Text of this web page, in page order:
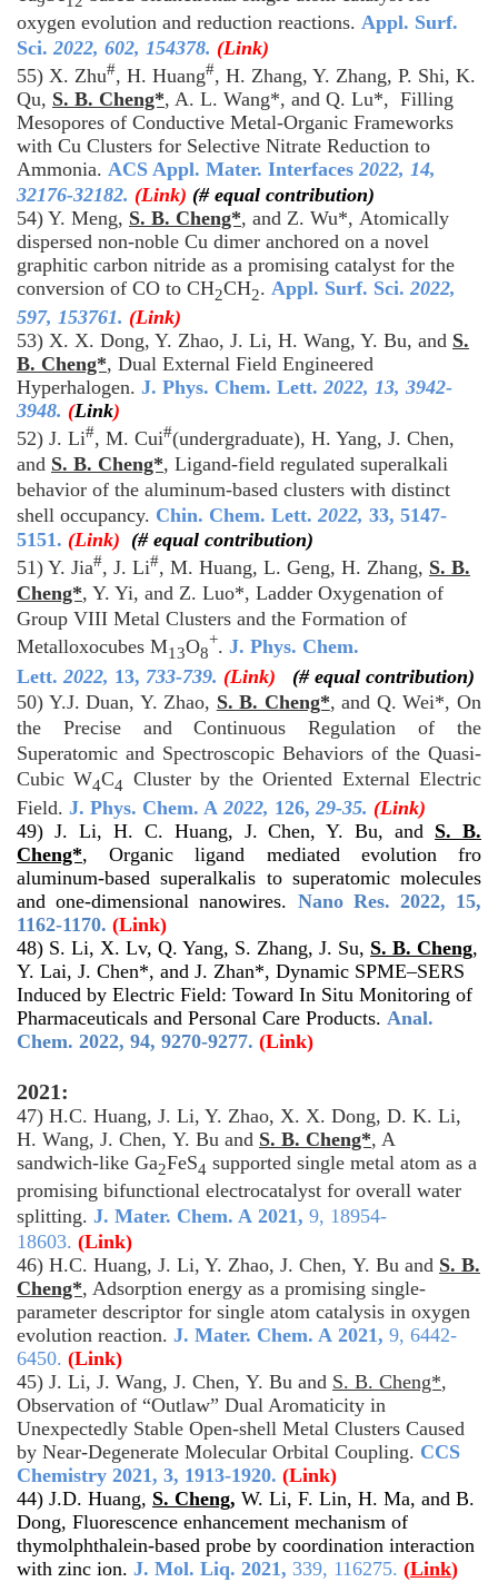
oxygen evolution and reduction reactions. Appl. Surf.
Sci. 2022, 602, 154378. (Link)
55) X. Zhu#, H. Huang#, H. Zhang, Y. Zhang, P. Shi, K.
Qu, S. B. Cheng*, A. L. Wang*, and Q. Lu*, Filling
Mesopores of Conductive Metal-Organic Frameworks
with Cu Clusters for Selective Nitrate Reduction to
Ammonia. ACS Appl. Mater. Interfaces 2022, 14,
32176-32182. (Link) (# equal contribution)
54) Y. Meng, S. B. Cheng*, and Z. Wu*, Atomically
dispersed non-noble Cu dimer anchored on a novel
graphitic carbon nitride as a promising catalyst for the
conversion of CO to CH2CH2. Appl. Surf. Sci. 2022,
597, 153761. (Link)
53) X. X. Dong, Y. Zhao, J. Li, H. Wang, Y. Bu, and S.
B. Cheng*, Dual External Field Engineered
Hyperhalogen. J. Phys. Chem. Lett. 2022, 13, 3942-
3948. (Link)
52) J. Li#, M. Cui#(undergraduate), H. Yang, J. Chen,
and S. B. Cheng*, Ligand-field regulated superalkali
behavior of the aluminum-based clusters with distinct
shell occupancy. Chin. Chem. Lett. 2022, 33, 5147-
5151. (Link) (# equal contribution)
51) Y. Jia#, J. Li#, M. Huang, L. Geng, H. Zhang, S. B.
Cheng*, Y. Yi, and Z. Luo*, Ladder Oxygenation of
Group VIII Metal Clusters and the Formation of
Metalloxocubes M13O8
+. J. Phys. Chem.
Lett. 2022, 13, 733-739. (Link)
(# equal contribution)
50) Y.J. Duan, Y. Zhao, S. B. Cheng*, and Q. Wei*, On
the Precise and Continuous Regulation of the
Superatomic and Spectroscopic Behaviors of the Quasi-
Cubic W4C4 Cluster by the Oriented External Electric
Field. J. Phys. Chem. A 2022, 126, 29-35. (Link)
49) J. Li, H. C. Huang, J. Chen, Y. Bu, and S. B.
Cheng*, Organic ligand mediated evolution fro
aluminum-based superalkalis to superatomic molecules
and one-dimensional nanowires. Nano Res. 2022, 15,
1162-1170. (Link)
48) S. Li, X. Lv, Q. Yang, S. Zhang, J. Su, S. B. Cheng,
Y. Lai, J. Chen*, and J. Zhan*, Dynamic SPME–SERS
Induced by Electric Field: Toward In Situ Monitoring of
Pharmaceuticals and Personal Care Products. Anal.
Chem. 2022, 94, 9270-9277. (Link)
2021:
47) H.C. Huang, J. Li, Y. Zhao, X. X. Dong, D. K. Li,
H. Wang, J. Chen, Y. Bu and S. B. Cheng*, A
sandwich-like Ga2FeS4 supported single metal atom as a
promising bifunctional electrocatalyst for overall water
splitting. J. Mater. Chem. A 2021, 9, 18954-
18603. (Link)
46) H.C. Huang, J. Li, Y. Zhao, J. Chen, Y. Bu and S. B.
Cheng*, Adsorption energy as a promising single-
parameter descriptor for single atom catalysis in oxygen
evolution reaction. J. Mater. Chem. A 2021, 9, 6442-
6450. (Link)
45) J. Li, J. Wang, J. Chen, Y. Bu and S. B. Cheng*,
Observation of “Outlaw” Dual Aromaticity in
Unexpectedly Stable Open-shell Metal Clusters Caused
by Near-Degenerate Molecular Orbital Coupling. CCS
Chemistry 2021, 3, 1913-1920. (Link)
44) J.D. Huang, S. Cheng, W. Li, F. Lin, H. Ma, and B.
Dong, Fluorescence enhancement mechanism of
thymolphthalein-based probe by coordination interaction
with zinc ion. J. Mol. Liq. 2021, 339, 116275. (Link)